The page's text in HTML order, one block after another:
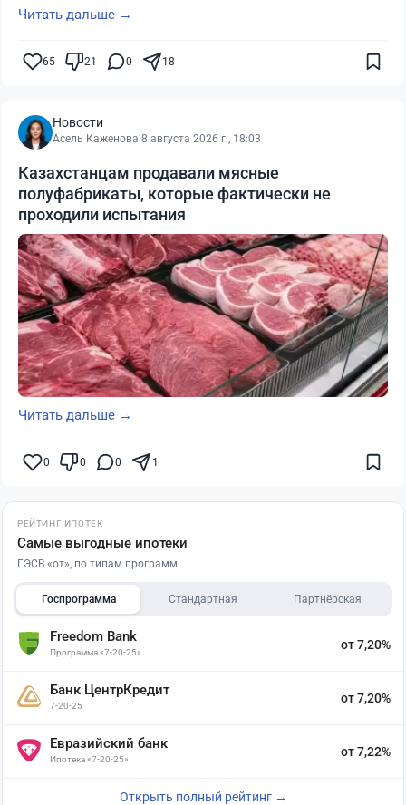
Читать дальше →
65 21 0 18
Новости
Асель Каженова·8 августа 2026 г., 18:03
Казахстанцам продавали мясные
полуфабрикаты, которые фактически не
проходили испытания
Читать дальше →
0 0 0 1
РЕЙТИНГ ИПОТЕК
Самые выгодные ипотеки
ГЭСВ «от», по типам программ
Госпрограмма Стандартная Партнёрская
Freedom Bank
Программа «7-20-25»
от 7,20%
Банк ЦентрКредит
7-20-25
от 7,20%
Евразийский банк
Ипотека «7-20-25»
от 7,22%
Открыть полный рейтинг →